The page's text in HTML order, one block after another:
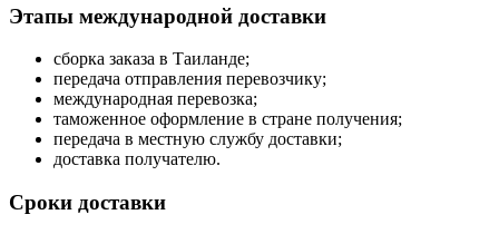
Этапы международной доставки
сборка заказа в Таиланде;
передача отправления перевозчику;
международная перевозка;
таможенное оформление в стране получения;
передача в местную службу доставки;
доставка получателю.
Сроки доставки